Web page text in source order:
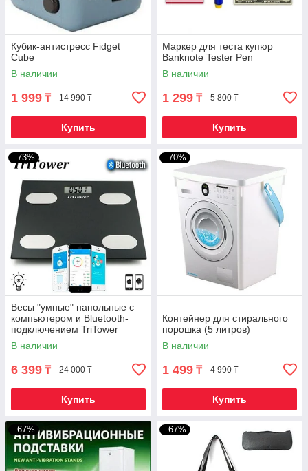
Кубик-антистресс Fidget
Cube
В наличии
1 999 ₸ 14 990 ₸
Купить
Маркер для теста купюр
Banknote Tester Pen
В наличии
1 299 ₸ 5 800 ₸
Купить
–73%
Весы "умные" напольные с
компьютером и Bluetooth-
подключением TriTower
ОКОК International
В наличии
6 399 ₸ 24 000 ₸
Купить
–70%
Контейнер для стирального
порошка (5 литров)
В наличии
1 499 ₸ 4 990 ₸
Купить
–67% –67%